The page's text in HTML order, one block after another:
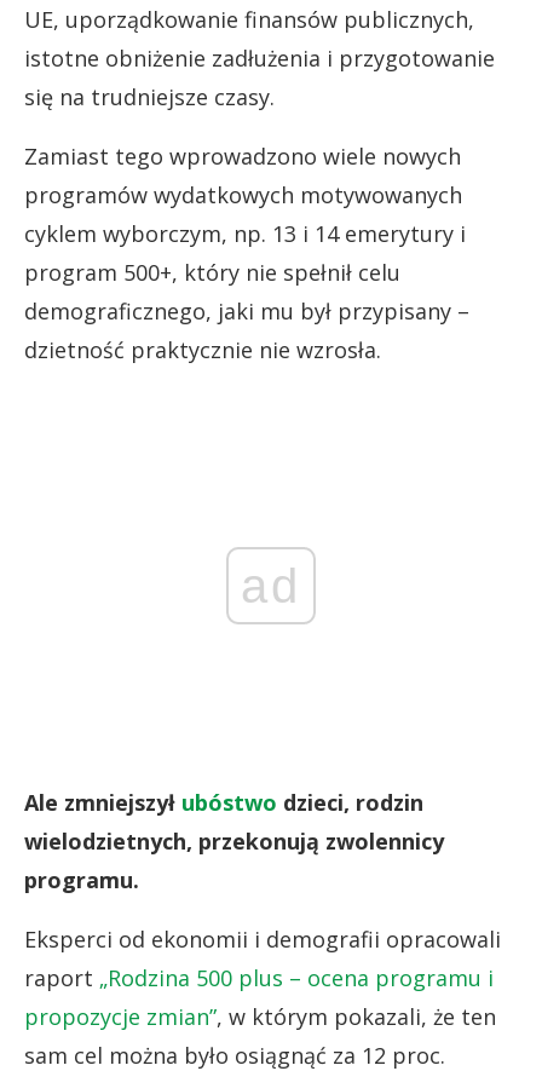
UE, uporządkowanie finansów publicznych,
istotne obniżenie zadłużenia i przygotowanie
się na trudniejsze czasy.
Zamiast tego wprowadzono wiele nowych
programów wydatkowych motywowanych
cyklem wyborczym, np. 13 i 14 emerytury i
program 500+, który nie spełnił celu
demograficznego, jaki mu był przypisany –
dzietność praktycznie nie wzrosła.
ad
Ale zmniejszył ubóstwo dzieci, rodzin
wielodzietnych, przekonują zwolennicy
programu.
Eksperci od ekonomii i demografii opracowali
raport „Rodzina 500 plus – ocena programu i
propozycje zmian”, w którym pokazali, że ten
sam cel można było osiągnąć za 12 proc.